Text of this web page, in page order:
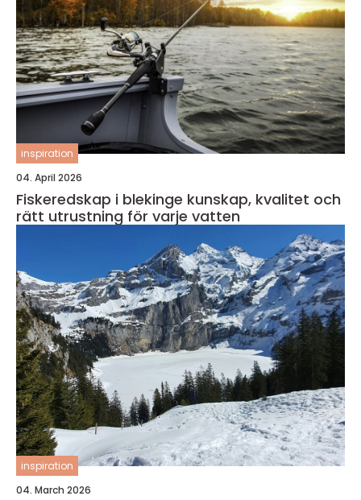
inspiration
04. April 2026
Fiskeredskap i blekinge kunskap, kvalitet och
rätt utrustning för varje vatten
inspiration
04. March 2026